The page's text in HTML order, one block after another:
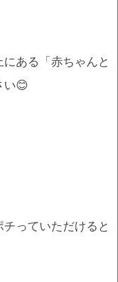
ある「赤ちゃんと
い😊
っていただけると